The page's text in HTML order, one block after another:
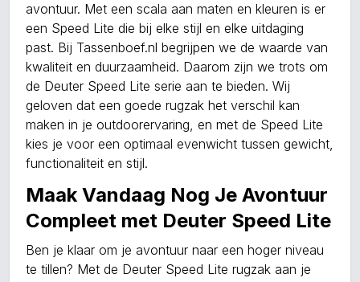
avontuur. Met een scala aan maten en kleuren is er
een Speed Lite die bij elke stijl en elke uitdaging
past. Bij Tassenboef.nl begrijpen we de waarde van
kwaliteit en duurzaamheid. Daarom zijn we trots om
de Deuter Speed Lite serie aan te bieden. Wij
geloven dat een goede rugzak het verschil kan
maken in je outdoorervaring, en met de Speed Lite
kies je voor een optimaal evenwicht tussen gewicht,
functionaliteit en stijl.
Maak Vandaag Nog Je Avontuur
Compleet met Deuter Speed Lite
Ben je klaar om je avontuur naar een hoger niveau
te tillen? Met de Deuter Speed Lite rugzak aan je